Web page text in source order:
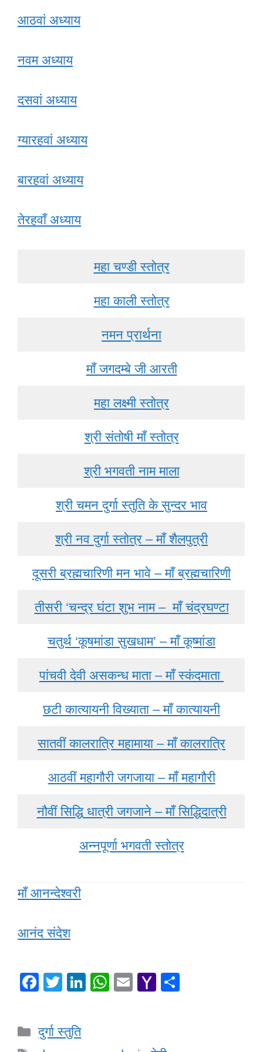
आठवां अध्याय
नवम अध्याय
दसवां अध्याय
ग्यारहवां अध्याय
बारहवां अध्याय
तेरहवाँ अध्याय
महा चण्डी स्तोत्र
महा काली स्तोत्र
नमन प्रार्थना
माँ जगदम्बे जी आरती
महा लक्ष्मी स्तोत्र
श्री संतोषी माँ स्तोत्र
श्री भगवती नाम माला
श्री चमन दुर्गा स्तुति के सुन्दर भाव
श्री नव दुर्गा स्तोत्र – माँ शैलपुत्री
दूसरी ब्रह्मचारिणी मन भावे – माँ ब्रह्मचारिणी
तीसरी ‘चन्द्र घंटा शुभ नाम – माँ चंद्रघण्टा
चतुर्थ ‘कूषमांडा सुखधाम’ – माँ कूष्मांडा
पांचवी देवी असकन्ध माता – माँ स्कंदमाता
छटी कात्यायनी विख्याता – माँ कात्यायनी
सातवीं कालरात्रि महामाया – माँ कालरात्रि
आठवीं महागौरी जगजाया – माँ महागौरी
नौवीं सिद्धि धात्री जगजाने – माँ सिद्धिदात्री
अन्नपूर्णा भगवती स्तोत्र
माँ आनन्देश्वरी
आनंद संदेश
F
e
T
tt
er
Li
W
E
Y
Categories
दुर्गा स्तुति